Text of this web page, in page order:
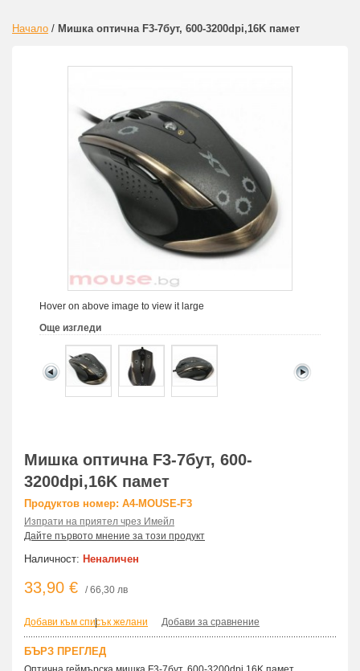
Начало / Mишка oптична F3-7бут, 600-3200dpi,16K памет
Hover on above image to view it large
Още изгледи
Mишка oптична F3-7бут, 600-
3200dpi,16K памет
Продуктов номер: A4-MOUSE-F3
Изпрати на приятел чрез Имейл
Дайте първото мнение за този продукт
Наличност: Неналичен
33,90 € / 66,30 лв
Добави към списък желани
| Добави за сравнение
БЪРЗ ПРЕГЛЕД